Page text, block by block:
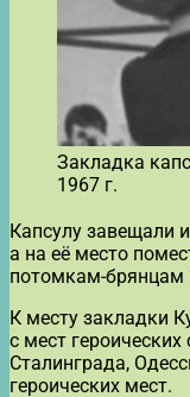
Закладка
1967 г.
Капсулу завещали
а на её место
потомкам-брянцам
К месту закладки
с мест
Сталинграда,
героических мест.